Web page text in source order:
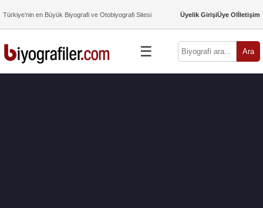
Türkiye’nin en Büyük Biyografi ve Otobiyografi Sitesi Üyelik GirişiÜye Olİletişim
☰ Ara